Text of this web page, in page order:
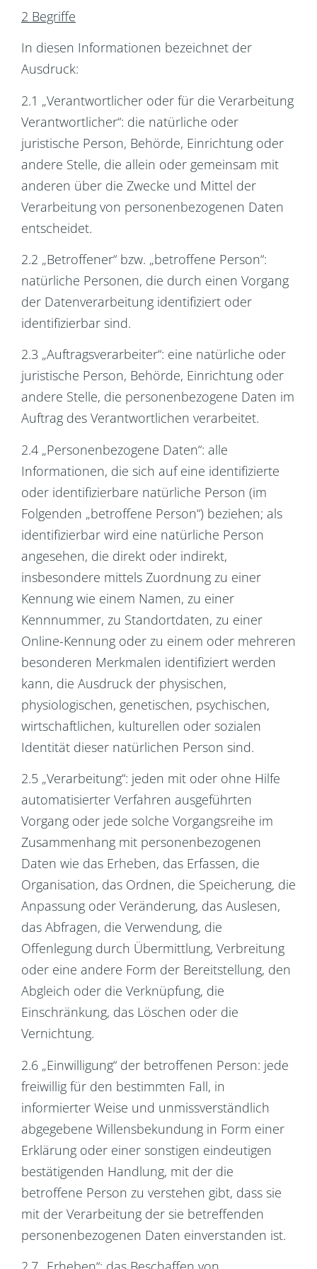
2 Begriffe
In diesen Informationen bezeichnet der
Ausdruck:
2.1 „Verantwortlicher oder für die Verarbeitung
Verantwortlicher“: die natürliche oder
juristische Person, Behörde, Einrichtung oder
andere Stelle, die allein oder gemeinsam mit
anderen über die Zwecke und Mittel der
Verarbeitung von personenbezogenen Daten
entscheidet.
2.2 „Betroffener“ bzw. „betroffene Person“:
natürliche Personen, die durch einen Vorgang
der Datenverarbeitung identifiziert oder
identifizierbar sind.
2.3 „Auftragsverarbeiter“: eine natürliche oder
juristische Person, Behörde, Einrichtung oder
andere Stelle, die personenbezogene Daten im
Auftrag des Verantwortlichen verarbeitet.
2.4 „Personenbezogene Daten“: alle
Informationen, die sich auf eine identifizierte
oder identifizierbare natürliche Person (im
Folgenden „betroffene Person“) beziehen; als
identifizierbar wird eine natürliche Person
angesehen, die direkt oder indirekt,
insbesondere mittels Zuordnung zu einer
Kennung wie einem Namen, zu einer
Kennnummer, zu Standortdaten, zu einer
Online-Kennung oder zu einem oder mehreren
besonderen Merkmalen identifiziert werden
kann, die Ausdruck der physischen,
physiologischen, genetischen, psychischen,
wirtschaftlichen, kulturellen oder sozialen
Identität dieser natürlichen Person sind.
2.5 „Verarbeitung“: jeden mit oder ohne Hilfe
automatisierter Verfahren ausgeführten
Vorgang oder jede solche Vorgangsreihe im
Zusammenhang mit personenbezogenen
Daten wie das Erheben, das Erfassen, die
Organisation, das Ordnen, die Speicherung, die
Anpassung oder Veränderung, das Auslesen,
das Abfragen, die Verwendung, die
Offenlegung durch Übermittlung, Verbreitung
oder eine andere Form der Bereitstellung, den
Abgleich oder die Verknüpfung, die
Einschränkung, das Löschen oder die
Vernichtung.
2.6 „Einwilligung“ der betroffenen Person: jede
freiwillig für den bestimmten Fall, in
informierter Weise und unmissverständlich
abgegebene Willensbekundung in Form einer
Erklärung oder einer sonstigen eindeutigen
bestätigenden Handlung, mit der die
betroffene Person zu verstehen gibt, dass sie
mit der Verarbeitung der sie betreffenden
personenbezogenen Daten einverstanden ist.